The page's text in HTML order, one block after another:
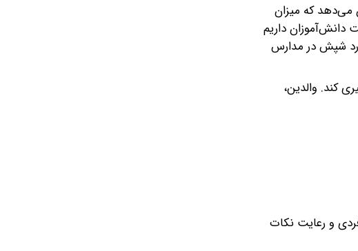
می‌دهد که میزان
دانش‌آموزان داریم
شپش در مدارس
کند. والدین،
و رعایت نکات